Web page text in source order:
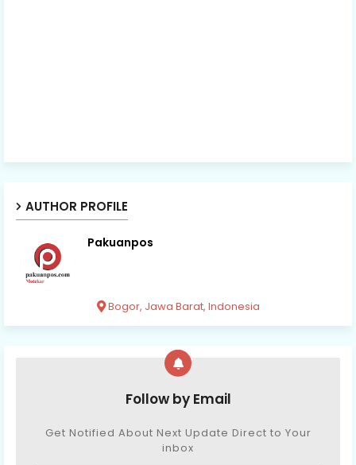
AUTHOR PROFILE
Pakuanpos
Bogor, Jawa Barat, Indonesia
Follow by Email
Get Notified About Next Update Direct to Your
inbox